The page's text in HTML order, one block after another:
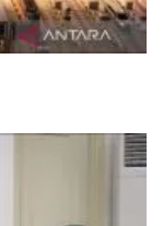
dengan